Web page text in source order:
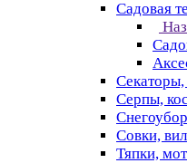
Садовая
Серпы,
Совки,
Тяпки,